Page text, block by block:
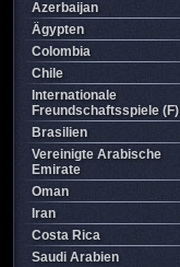
Azerbaijan
Ägypten
Colombia
Chile
Internationale
Freundschaftsspiele (F)
Brasilien
Vereinigte Arabische
Emirate
Oman
Iran
Costa Rica
Saudi Arabien